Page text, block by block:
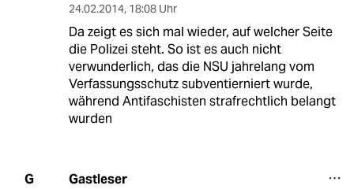
24.02.2014, 18:08 Uhr
Da zeigt es sich mal wieder, auf welcher Seite
die Polizei steht. So ist es auch nicht
verwunderlich, das die NSU jahrelang vom
Verfassungsschutz subventierniert wurde,
während Antifaschisten strafrechtlich belangt
wurden
G Gastleser